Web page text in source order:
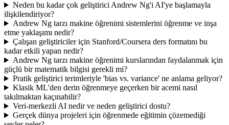
Neden bu kadar çok geliştirici Andrew Ng'i AI'ye başlamayla
ilişkilendiriyor?
Andrew Ng tarzı makine öğrenimi sistemlerini öğrenme ve inşa
etme yaklaşımı nedir?
Çalışan geliştiriciler için Stanford/Coursera ders formatını bu
kadar etkili yapan nedir?
Andrew Ng tarzı makine öğrenimi kurslarından faydalanmak için
güçlü bir matematik bilgisi gerekli mi?
Pratik geliştirici terimleriyle 'bias vs. variance' ne anlama geliyor?
Klasik ML'den derin öğrenmeye geçerken bir acemi nasıl
takılmaktan kaçınabilir?
Veri-merkezli AI nedir ve neden geliştirici dostu?
Gerçek dünya projeleri için öğrenmede eğitimin çözemediği